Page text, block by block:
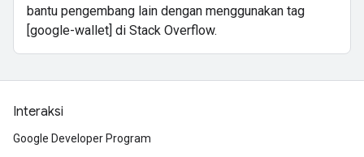
bantu pengembang lain dengan menggunakan tag
[google-wallet] di Stack Overflow.
Interaksi
Google Developer Program